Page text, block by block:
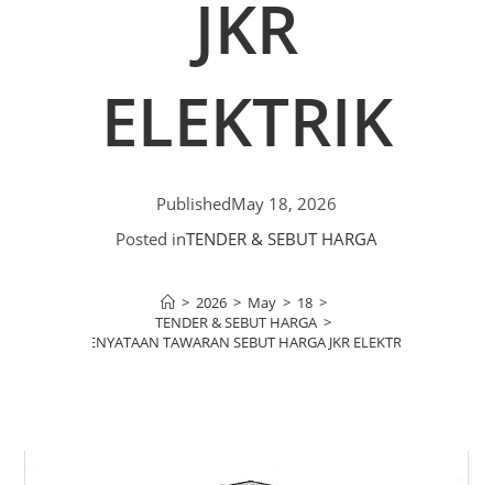
JKR
ELEKTRIK
PublishedMay 18, 2026
Posted inTENDER & SEBUT HARGA
> 2026 > May > 18 >
TENDER & SEBUT HARGA >
KENYATAAN TAWARAN SEBUT HARGA JKR ELEKTRIK